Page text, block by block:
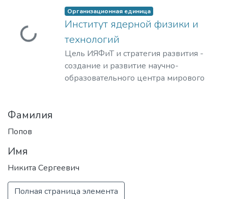
Загружается...
Организационная единица
Институт ядерной физики и
технологий
Цель ИЯФиТ и стратегия развития -
создание и развитие научно-
образовательного центра мирового
Фамилия
Попов
Имя
Никита Сергеевич
Полная страница элемента